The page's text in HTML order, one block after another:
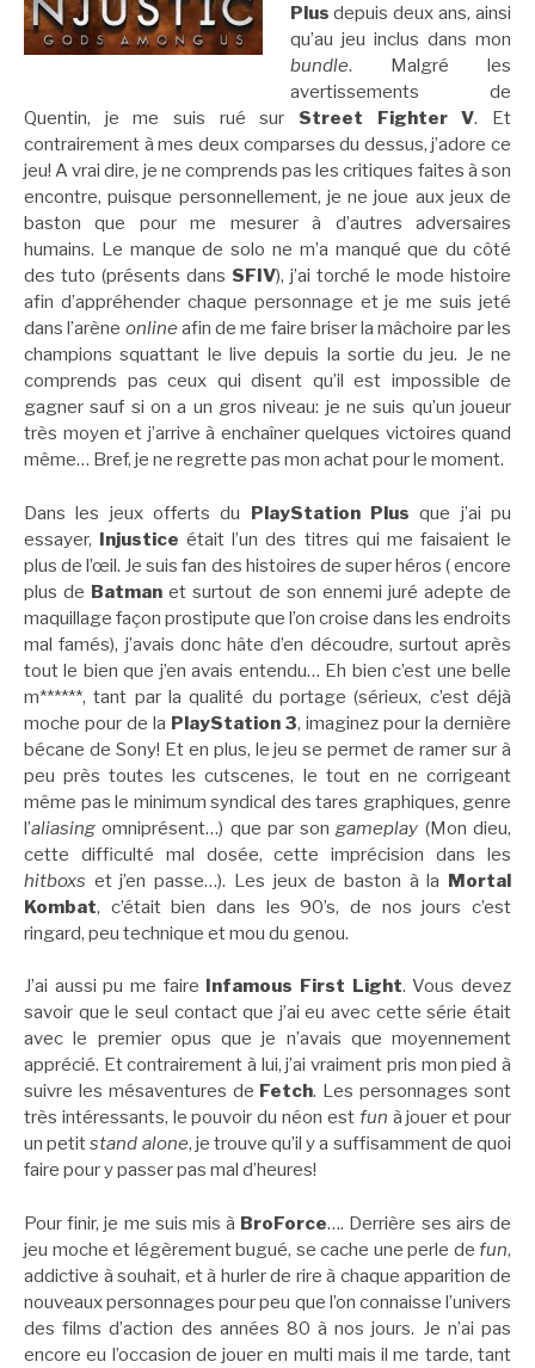
Plus depuis deux ans, ainsi
qu’au jeu inclus dans mon
bundle. Malgré les
avertissements de
Quentin, je me suis rué sur Street Fighter V. Et
contrairement à mes deux comparses du dessus, j’adore ce
jeu! A vrai dire, je ne comprends pas les critiques faites à son
encontre, puisque personnellement, je ne joue aux jeux de
baston que pour me mesurer à d’autres adversaires
humains. Le manque de solo ne m’a manqué que du côté
des tuto (présents dans SFIV), j’ai torché le mode histoire
afin d’appréhender chaque personnage et je me suis jeté
dans l’arène online afin de me faire briser la mâchoire par les
champions squattant le live depuis la sortie du jeu. Je ne
comprends pas ceux qui disent qu’il est impossible de
gagner sauf si on a un gros niveau: je ne suis qu’un joueur
très moyen et j’arrive à enchaîner quelques victoires quand
même… Bref, je ne regrette pas mon achat pour le moment.
Dans les jeux offerts du PlayStation Plus que j’ai pu
essayer, Injustice était l’un des titres qui me faisaient le
plus de l’œil. Je suis fan des histoires de super héros ( encore
plus de Batman et surtout de son ennemi juré adepte de
maquillage façon prostipute que l’on croise dans les endroits
mal famés), j’avais donc hâte d’en découdre, surtout après
tout le bien que j’en avais entendu… Eh bien c’est une belle
m******, tant par la qualité du portage (sérieux, c’est déjà
moche pour de la PlayStation 3, imaginez pour la dernière
bécane de Sony! Et en plus, le jeu se permet de ramer sur à
peu près toutes les cutscenes, le tout en ne corrigeant
même pas le minimum syndical des tares graphiques, genre
l’aliasing omniprésent…) que par son gameplay (Mon dieu,
cette difficulté mal dosée, cette imprécision dans les
hitboxs et j’en passe…). Les jeux de baston à la Mortal
Kombat, c’était bien dans les 90’s, de nos jours c’est
ringard, peu technique et mou du genou.
J’ai aussi pu me faire Infamous First Light. Vous devez
savoir que le seul contact que j’ai eu avec cette série était
avec le premier opus que je n’avais que moyennement
apprécié. Et contrairement à lui, j’ai vraiment pris mon pied à
suivre les mésaventures de Fetch. Les personnages sont
très intéressants, le pouvoir du néon est fun à jouer et pour
un petitstand alone, je trouve qu’il y a suffisamment de quoi
faire pour y passer pas mal d’heures!
Pour finir, je me suis mis à BroForce…. Derrière ses airs de
jeu moche et légèrement bugué, se cache une perle de fun,
addictive à souhait, et à hurler de rire à chaque apparition de
nouveaux personnages pour peu que l’on connaisse l’univers
des films d’action des années 80 à nos jours. Je n’ai pas
encore eu l’occasion de jouer en multi mais il me tarde, tant